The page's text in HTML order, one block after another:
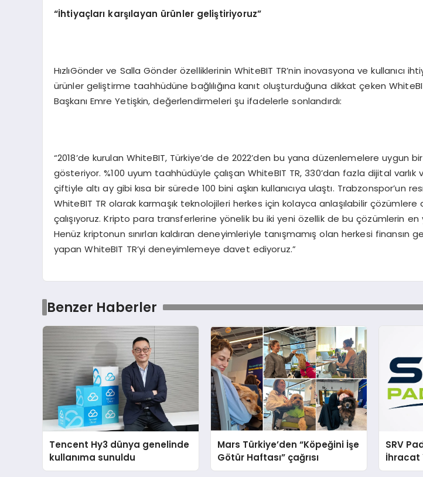
“İhtiyaçları karşılayan ürünler geliştiriyoruz”
HızlıGönder ve Salla Gönder özelliklerinin WhiteBIT TR’nin inovasyona ve kullanıcı
ürünler geliştirme taahhüdüne bağlılığına kanıt oluşturduğuna dikkat çeken
Başkanı Emre Yetişkin, değerlendirmeleri şu ifadelerle sonlandırdı:
“2018’de kurulan WhiteBIT, Türkiye’de de 2022’den bu yana düzenlemelere uygun
gösteriyor. %100 uyum taahhüdüyle çalışan WhiteBIT TR, 330’dan fazla dijital
çiftiyle altı ay gibi kısa bir sürede 100 bini aşkın kullanıcıya ulaştı. Trabzonspor’un
WhiteBIT TR olarak karmaşık teknolojileri herkes için kolayca anlaşılabilir
çalışıyoruz. Kripto para transferlerine yönelik bu iki yeni özellik de bu çözümlerin en
Henüz kriptonun sınırları kaldıran deneyimleriyle tanışmamış olan herkesi finansın
yapan WhiteBIT TR’yi deneyimlemeye davet ediyoruz.”
Benzer Haberler
Tencent Hy3 dünya genelinde
kullanıma sunuldu
Mars Türkiye’den “Köpeğini İşe
Götür Haftası” çağrısı
SRV
İhracat
Padel